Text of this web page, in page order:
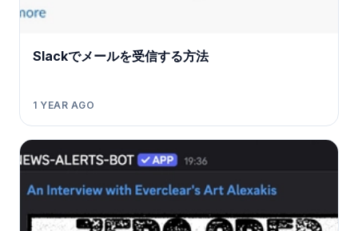
Slackでメールを受信する方法
1 YEAR AGO